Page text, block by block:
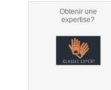
Obtenir une
expertise?